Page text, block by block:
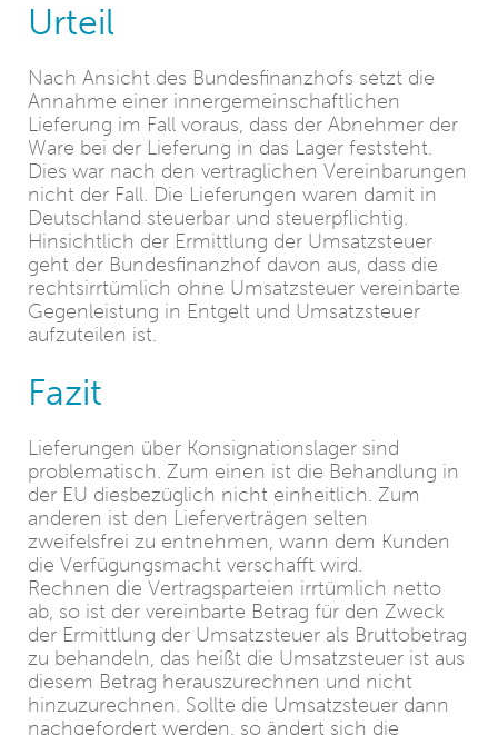
Urteil
Nach Ansicht des Bundesfinanzhofs setzt die
Annahme einer innergemeinschaftlichen
Lieferung im Fall voraus, dass der Abnehmer der
Ware bei der Lieferung in das Lager feststeht.
Dies war nach den vertraglichen Vereinbarungen
nicht der Fall. Die Lieferungen waren damit in
Deutschland steuerbar und steuerpflichtig.
Hinsichtlich der Ermittlung der Umsatzsteuer
geht der Bundesfinanzhof davon aus, dass die
rechtsirrtümlich ohne Umsatzsteuer vereinbarte
Gegenleistung in Entgelt und Umsatzsteuer
aufzuteilen ist.
Fazit
Lieferungen über Konsignationslager sind
problematisch. Zum einen ist die Behandlung in
der EU diesbezüglich nicht einheitlich. Zum
anderen ist den Lieferverträgen selten
zweifelsfrei zu entnehmen, wann dem Kunden
die Verfügungsmacht verschafft wird.
Rechnen die Vertragsparteien irrtümlich netto
ab, so ist der vereinbarte Betrag für den Zweck
der Ermittlung der Umsatzsteuer als Bruttobetrag
zu behandeln, das heißt die Umsatzsteuer ist aus
diesem Betrag herauszurechnen und nicht
hinzuzurechnen. Sollte die Umsatzsteuer dann
nachgefordert werden, so ändert sich die